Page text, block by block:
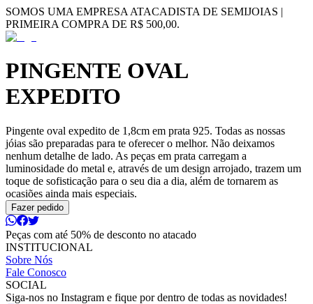
SOMOS UMA EMPRESA ATACADISTA DE SEMIJOIAS |
PRIMEIRA COMPRA DE R$ 500,00.
PINGENTE OVAL
EXPEDITO
Pingente oval expedito de 1,8cm em prata 925. Todas as nossas
jóias são preparadas para te oferecer o melhor. Não deixamos
nenhum detalhe de lado. As peças em prata carregam a
luminosidade do metal e, através de um design arrojado, trazem um
toque de sofisticação para o seu dia a dia, além de tornarem as
ocasiões ainda mais especiais.
Fazer pedido
Peças com até 50% de desconto no atacado
INSTITUCIONAL
Sobre Nós
Fale Conosco
SOCIAL
Siga-nos no Instagram e fique por dentro de todas as novidades!